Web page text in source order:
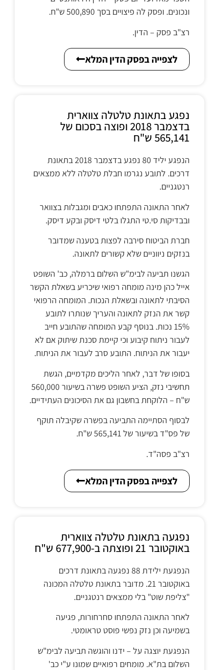
ונכונים. ופסק לה פיצויים בסך 500,890 ש"ח.
רצ"ב פסק – הדין.
לצפייה בפסק הדין המלא
נפגע בתאונת טלטלה צווארית
בדצמבר 2018 ופוצה בסכום של
565,141 ש"ח
הנפגע יליד 80 נפגע בדצמבר 2018 בתאונת
דרכים. לתובע נגרמו חבלת טלטלה ללא ממצאים
רנטגניים.
לאחר התאונה התפתחו כאבים ומגבלות בצוואר
ובבדיקות סי.טי התגלו בלטי דיסק ובקע דיסק.
חברת הביטוח סירבה לפצות בטענה שמדובר
בנזקים ניווניים שלא קשורים לתאונה.
הגשנו תביעה לבימ"ש השלום ברמלה, כב' השופט
אייל כהן מינה מומחה רפואי שיכריע בשאלת הקשר
הסיבתי לתאונה ובשאלת הנכות. המומחה הרפואי
קשר את הנזק לתאונה והעריך שנותרו לתובע
15% נכות. בנוסף קבע המומחה שהתובע חייב
לעבור ניתוח קיבוע וכי קיימת סכנת שיתוק אם לא
יעבור את הניתוח. התובע סרב לעבור את הניתוח.
בסופו של דבר, לאחר הליכים מקדמיים, הגשת
תחשיבי נזק, הציע השופט פשרה בשיעור 560,000
ש"ח – הלוקחת בחשבון גם את הסיכונים העתידיים.
לבסוף הסתיימה התביעה בפשרה שקיבלה תוקף
של פס"ד בשיעור של 565,141 ש"ח.
רצ"ב פסה"ד.
לצפייה בפסק הדין המלא
נפגעה בתאונת טלטלה צווארית
באוקטובר 21 ופוצתה ב-677,900 ש"ח
הנפגעת ילידת 88 נפגעה בתאונת דרכים
באוקטובר 21. מדובר בתאונת טלטלה המכונה
"צליפת שוט" בלי ממצאים רנטגניים.
לאחר התאונה התפתחו סחרחורות, פגיעה
בשמיעה וכן נזק נפשי פוסט טראומטי.
הנפגעת יוצגה על – ידנו והוגשה תביעה לבימ"ש
השלום בת"א. מומחים רפואיים שמונו ע"י כב'